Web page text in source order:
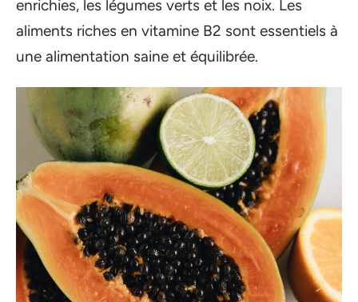
enrichies, les légumes verts et les noix. Les
aliments riches en vitamine B2 sont essentiels à
une alimentation saine et équilibrée.